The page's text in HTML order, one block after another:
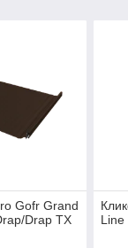
Gofr Grand
Drap TX